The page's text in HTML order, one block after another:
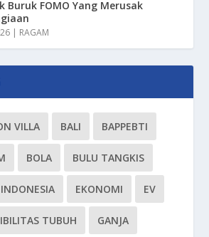
Buruk FOMO Yang Merusak
| RAGAM
VILLA BALI BAPPEBTI
BOLA BULU TANGKIS
EKONOMI EV
TUBUH GANJA